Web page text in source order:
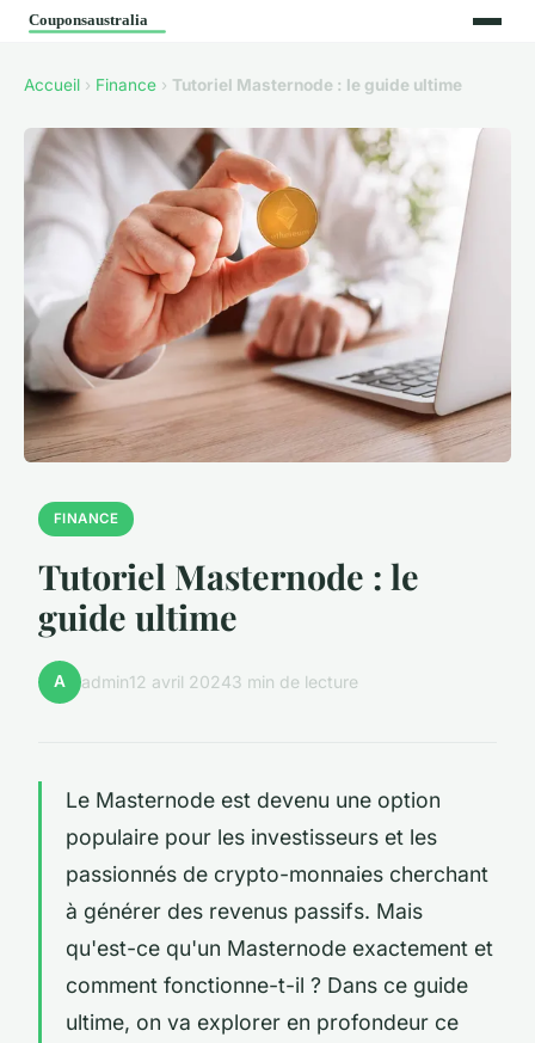
Accueil › Finance › Tutoriel Masternode : le guide ultime
FINANCE
Tutoriel Masternode : le
guide ultime
A admin12 avril 20243 min de lecture
Le Masternode est devenu une option
populaire pour les investisseurs et les
passionnés de crypto-monnaies cherchant
à générer des revenus passifs. Mais
qu'est-ce qu'un Masternode exactement et
comment fonctionne-t-il ? Dans ce guide
ultime, on va explorer en profondeur ce